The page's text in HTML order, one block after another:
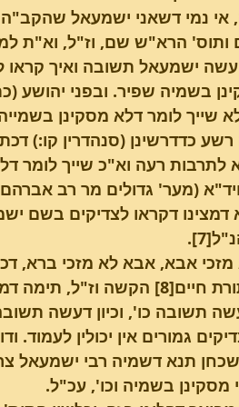
נמי דשאני ישמעאל
ותוס' הרא"ש שם, וז"ל, וא"ת
ישמעאל תשובה ואיך
בשמיה שפיר. ובפני יהושע
שייך לומר דלא מסקינן
כדדרשינן (סנהדרין קו:)
לתרבות רעה וא"כ שייך לומר
(מער' גדולים מר רב אברהם
דמצינו דקראו לצדיקים בשם
אבא, אבא לא מזכי ברא,
אברהם מציל את ישמעאל. ובתורת
תשובה כו', וכיון דעשה
גמורים אין יכולין לעמוד.
תנא דשמיה רבי
מסקינן בשמיה וכו', עכ"ל.